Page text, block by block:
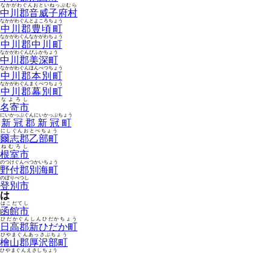
中川郡音威子府村
なかがわぐんおといねっぷむら
中川郡豊頃町
なかがわぐんとよころちょう
中川郡中川町
なかがわぐんなかがわちょう
中川郡美深町
なかがわぐんびふかちょう
中川郡本別町
なかがわぐんほんべつちょう
中川郡幕別町
なかがわぐんまくべつちょう
名寄市
なよろし
新冠郡新冠町
にいかっぷぐんにいかっぷちょう
爾志郡乙部町
にしぐんおとべちょう
根室市
ねむろし
野付郡別海町
のつけぐんべつかいちょう
登別市
のぼりべつし
は
函館市
はこだてし
日高郡新ひだか町
ひだかぐんしんひだかちょう
檜山郡厚沢部町
ひやまぐんあっさぶちょう
ひやまぐんえさしちょう